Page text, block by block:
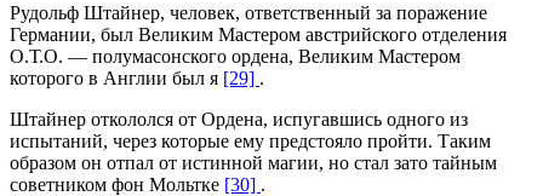
Рудольф Штайнер, человек, ответственный за поражение
Германии, был Великим Мастером австрийского отделения
О.Т.О. — полумасонского ордена, Великим Мастером
которого в Англии был я [29] .
Штайнер откололся от Ордена, испугавшись одного из
испытаний, через которые ему предстояло пройти. Таким
образом он отпал от истинной магии, но стал зато тайным
советником фон Мольтке [30] .